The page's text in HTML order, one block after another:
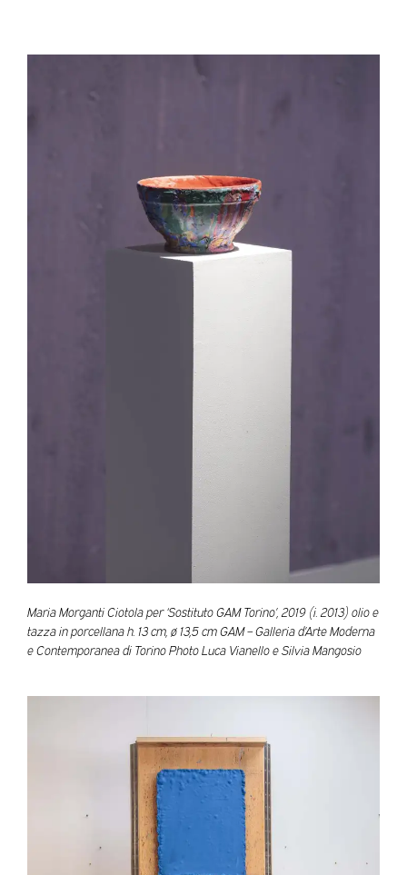
Maria Morganti Ciotola per ‘Sostituto GAM Torino’, 2019 (i. 2013) olio e
tazza in porcellana h. 13 cm, ø 13,5 cm GAM – Galleria d’Arte Moderna
e Contemporanea di Torino Photo Luca Vianello e Silvia Mangosio